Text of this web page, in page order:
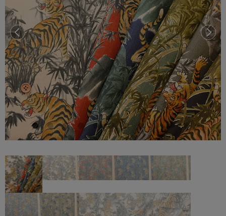
前へ 次へ